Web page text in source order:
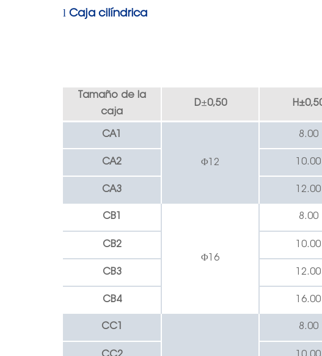
l Caja cilíndrica
Tamaño de la
caja
D±0,50 H±
CA1
Φ12
8.00
CA2 10.00
CA3 12.00
CB1
Φ16
8.00
CB2 10.00
CB3 12.00
CB4 16.00
CC1 8.00